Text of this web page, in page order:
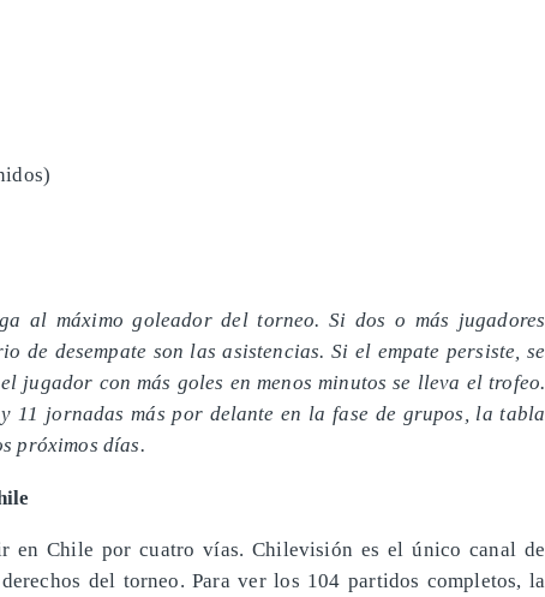
al máximo goleador del torneo. Si dos o más jugadores
de desempate son las asistencias. Si el empate persiste, se
jugador con más goles en menos minutos se lleva el trofeo.
11 jornadas más por delante en la fase de grupos, la tabla
próximos días.
en Chile por cuatro vías. Chilevisión es el único canal de
del torneo. Para ver los 104 partidos completos, la